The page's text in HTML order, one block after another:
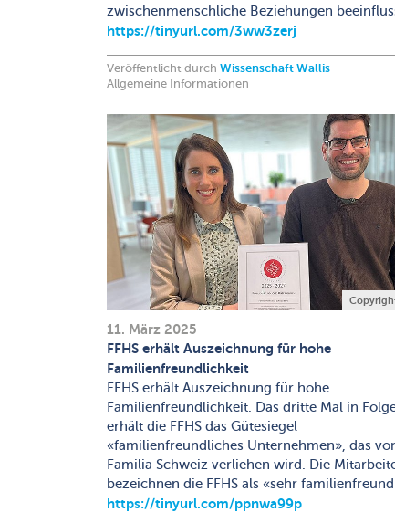
zwischenmenschliche Beziehungen
https://tinyurl.com/3ww3zerj
Veröffentlicht durch Wissenschaft Wallis
Allgemeine Informationen
11. März 2025
FFHS erhält Auszeichnung für hohe
Familienfreundlichkeit
FFHS erhält Auszeichnung für hohe
Familienfreundlichkeit. Das dritte Mal in
erhält die FFHS das Gütesiegel
«familienfreundliches Unternehmen», das
Familia Schweiz verliehen wird. Die
bezeichnen die FFHS als «sehr
https://tinyurl.com/ppnwa99p